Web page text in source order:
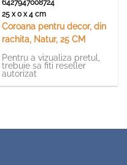
6427947008724
25 x 0 x 4 cm
Coroana pentru decor, din
rachita, Natur, 25 CM
Pentru a vizualiza pretul,
trebuie sa fiti reseller
autorizat